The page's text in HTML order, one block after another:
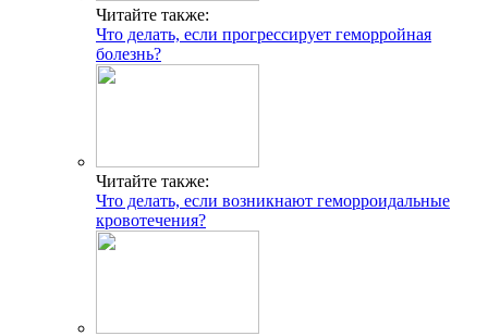
Читайте также:
Что делать, если прогрессирует геморройная
болезнь?
Читайте также:
Что делать, если возникнают геморроидальные
кровотечения?